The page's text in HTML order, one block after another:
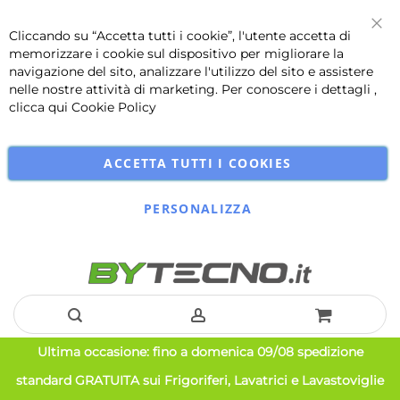
Cliccando su “Accetta tutti i cookie”, l'utente accetta di
memorizzare i cookie sul dispositivo per migliorare la
navigazione del sito, analizzare l'utilizzo del sito e assistere
nelle nostre attività di marketing. Per conoscere i dettagli ,
clicca qui Cookie Policy
ACCETTA TUTTI I COOKIES
PERSONALIZZA
Salta
al
Ultima occasione: fino a domenica 09/08 spedizione
standard GRATUITA sui Frigoriferi, Lavatrici e Lavastoviglie